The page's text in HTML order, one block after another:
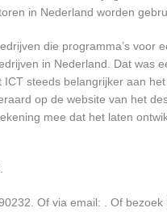
in Nederland worden
die programma’s
in Nederland. Dat was
steeds belangrijker aan
op de website van het
mee dat het laten
Of via email: . Of